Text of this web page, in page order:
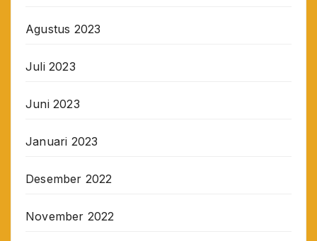
Agustus 2023
Juli 2023
Juni 2023
Januari 2023
Desember 2022
November 2022